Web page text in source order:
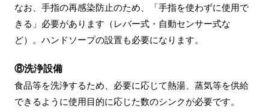
なお、手指の再感染防止のため、「手指を使わずに使用で
きる」必要があります（レバー式・自動センサー式な
ど）。ハンドソープの設置も必要になります。
⑧洗浄設備
食品等を洗浄するため、必要に応じて熱湯、蒸気等を供給
できるように使用目的に応じた数のシンクが必要です。